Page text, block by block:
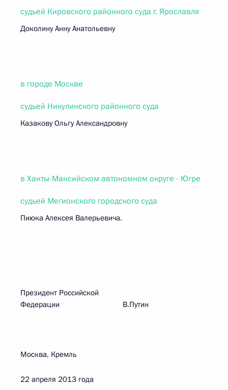
судьей Кировского районного суда г. Ярославля
Доколину Анну Анатольевну
в городе Москве
судьей Никулинского районного суда
Казакову Ольгу Александровну
в Ханты-Мансийском автономном округе - Югре
судьей Мегионского городского суда
Пиюка Алексея Валерьевича.
Президент Российской
Федерации В.Путин
Москва, Кремль
22 апреля 2013 года